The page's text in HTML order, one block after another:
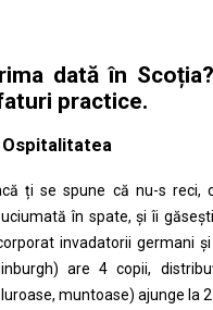
dată în
practice.
Ospitalitatea
ți se spune că nu-s reci,
în spate, și îi
invadatorii germani
are 4 copii,
muntoase) ajunge la